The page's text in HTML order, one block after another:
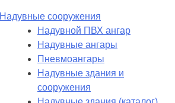
Надувные сооружения
Надувной ПВХ ангар
Надувные ангары
Пневмоангары
Надувные здания и
сооружения